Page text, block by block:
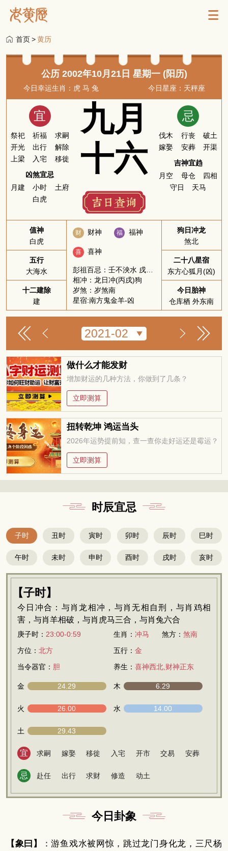
首页>黄历
公历 2002年10月21日 星期一 (阳历)
今日幸运生肖：虎 马 兔 今日星座：天秤座
宜
祭祀 祈福
求嗣
开光
出行
解除
上梁
入宅
移徙
凶煞宜忌
月建
小时
土府
白虎
九月
十六
忌
伐木 行丧
破土
嫁娶
安葬
开渠
吉神宜趋
月空
母仓
四相
守日
天马
值神
白虎
五行
大海水
十二建除
建
财 财神 福 福神
喜 喜神
彭祖百忌：壬不泱水 戌不吃犬
相冲：龙日冲(丙戌)狗
岁煞：岁煞南
星宿:南方鬼金羊-凶
狗日冲龙
煞北
二十八星宿
东方心狐月(凶)
今日胎神
仓库栖 外东南
做什么才能发财
增加财运的几种方法，你做到了几条？
立即测算
扭转乾坤 鸿运当头
2026年运势提前知，查一查你走好运还是霉运？
立即测算
时辰宜忌
子时 丑时 寅时 卯时 辰时 巳时
午时 未时 申时 酉时 戌时 亥时
【子时】
今日冲合：与肖龙相冲，与肖无相自刑，与肖鸡相
害，与肖羊相破，与肖虎马三合，与肖兔六合
庚子时： 23:00-0:59 生肖： 冲马 煞方： 煞南
方位： 北方 五行： 金
当令器官： 胆 养生： 喜神西北,财神正东
金 24.29 木 6.29
火 26.00 水 14.00
土 29.43
宜 求嗣 嫁娶 移徙 入宅 开市 交易 安葬
忌 赴任 出行 求财 修造 动土
今日卦象
【象曰】
：游鱼戏水被网惊，跳过龙门身化龙，三尺杨